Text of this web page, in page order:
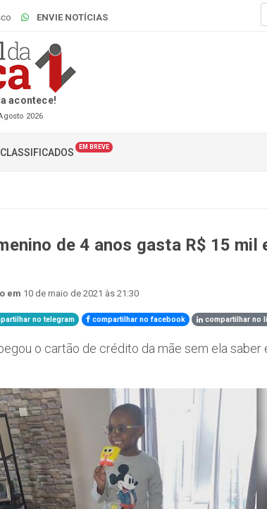
ENVIE NOTÍCIAS
acontece!
2026
CLASSIFICADOS EM BREVE
de 4 anos gasta R$ 15 mil
em 10 de maio de 2021 às 21:30
no telegram compartilhar no facebook compartilhar no
o cartão de crédito da mãe sem ela saber